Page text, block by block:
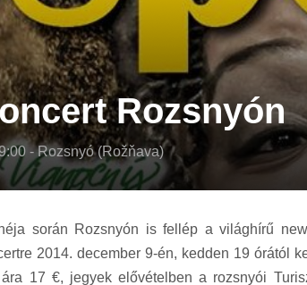
Rozsnyón
- Rozsnyó (Rožňava)
során Rozsnyón is fellép a világhírű
2014. december 9-én, kedden 19 órától
17 €, jegyek elővételben a rozsnyói